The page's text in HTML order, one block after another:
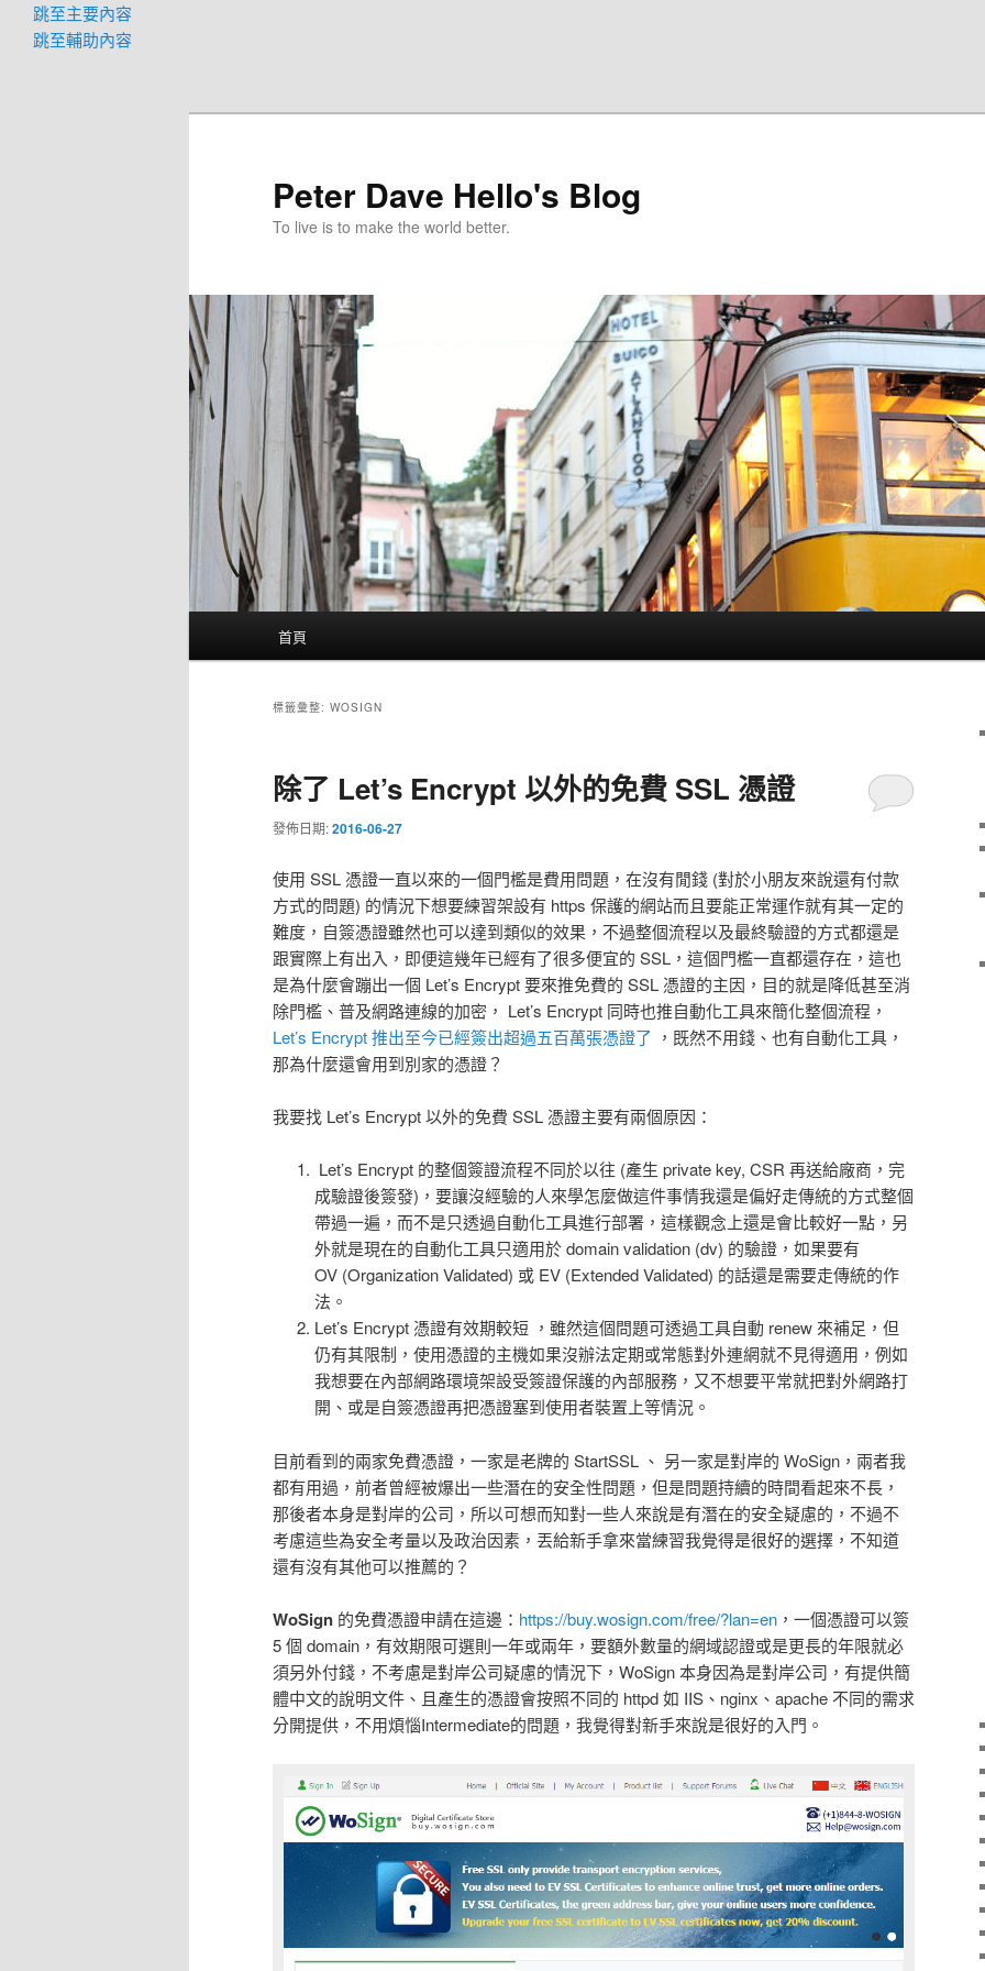
跳至主要內容
跳至輔助內容
Peter Dave Hello's Blog
To live is to make the world better.
首頁
標籤彙整: WOSIGN
除了 Let’s Encrypt 以外的免費 SSL 憑證
發佈日期:2016-06-27
使用 SSL 憑證一直以來的一個門檻是費用問題，在沒有閒錢 (對於小朋友來說還有付款
方式的問題) 的情況下想要練習架設有 https 保護的網站而且要能正常運作就有其一定的
難度，自簽憑證雖然也可以達到類似的效果，不過整個流程以及最終驗證的方式都還是
跟實際上有出入，即便這幾年已經有了很多便宜的 SSL，這個門檻一直都還存在，這也
是為什麼會蹦出一個 Let’s Encrypt 要來推免費的 SSL 憑證的主因，目的就是降低甚至消
除門檻、普及網路連線的加密， Let’s Encrypt 同時也推自動化工具來簡化整個流程，
Let’s Encrypt 推出至今已經簽出超過五百萬張憑證了 ，既然不用錢、也有自動化工具，
那為什麼還會用到別家的憑證？
我要找 Let’s Encrypt 以外的免費 SSL 憑證主要有兩個原因：
Let’s Encrypt 的整個簽證流程不同於以往 (產生 private key, CSR 再送給廠商，完
成驗證後簽發)，要讓沒經驗的人來學怎麼做這件事情我還是偏好走傳統的方式整個
帶過一遍，而不是只透過自動化工具進行部署，這樣觀念上還是會比較好一點，另
外就是現在的自動化工具只適用於 domain validation (dv) 的驗證，如果要有
OV (Organization Validated) 或 EV (Extended Validated) 的話還是需要走傳統的作
法。
Let’s Encrypt 憑證有效期較短 ，雖然這個問題可透過工具自動 renew 來補足，但
仍有其限制，使用憑證的主機如果沒辦法定期或常態對外連網就不見得適用，例如
我想要在內部網路環境架設受簽證保護的內部服務，又不想要平常就把對外網路打
開、或是自簽憑證再把憑證塞到使用者裝置上等情況。
目前看到的兩家免費憑證，一家是老牌的 StartSSL 、 另一家是對岸的 WoSign，兩者我
都有用過，前者曾經被爆出一些潛在的安全性問題，但是問題持續的時間看起來不長，
那後者本身是對岸的公司，所以可想而知對一些人來說是有潛在的安全疑慮的，不過不
考慮這些為安全考量以及政治因素，丟給新手拿來當練習我覺得是很好的選擇，不知道
還有沒有其他可以推薦的？
WoSign 的免費憑證申請在這邊： https://buy.wosign.com/free/?lan=en ，一個憑證可以簽
5 個 domain，有效期限可選則一年或兩年，要額外數量的網域認證或是更長的年限就必
須另外付錢，不考慮是對岸公司疑慮的情況下，WoSign 本身因為是對岸公司，有提供簡
體中文的說明文件、且產生的憑證會按照不同的 httpd 如 IIS、nginx、apache 不同的需求
分開提供，不用煩惱Intermediate的問題，我覺得對新手來說是很好的入門。